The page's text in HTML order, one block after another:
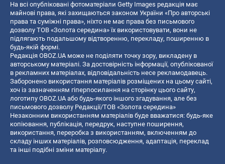
На всі опубліковані фотоматеріали Getty Images редакція має
майнові права, які захищаються законом України «Про авторські
права та суміжні права», ніхто не має права без письмового
дозволу ТОВ «Золота середина» їх використовувати, вони не
підлягають подальшому відтворенню, перекладу, поширенню в
будь-якій формі.
Редакція OBOZ.UA може не поділяти точку зору, викладену в
авторському матеріалі. За достовірність інформації, опублікованої
в рекламних матеріалах, відповідальність несе рекламодавець.
Заборонено використання матеріалів розміщених на цьому сайті,
хоч із зазначенням гіперпосилання на сторінку цього сайту,
логотипу OBOZ.UA або будь-якого іншого згадування, але без
письмового дозволу Редакції/ТОВ «Золота середина»
Незаконним використанням матеріалів буде вважатися: будь-яке
копiювання, публiкацiя, передрук, наступне поширення,
використання, переробка з використанням, включенням до
складу інших матеріалів, розповсюдження, адаптація, переклад
та інші подібні зміни матеріалу.